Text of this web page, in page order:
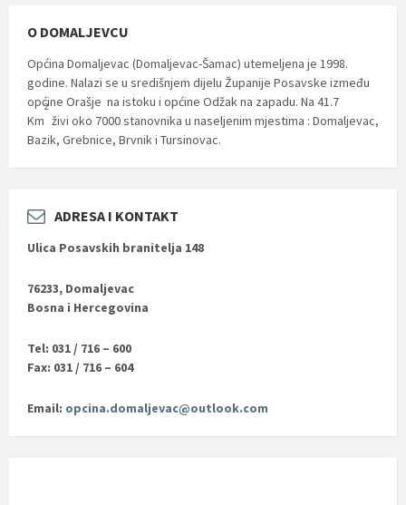
O DOMALJEVCU
Općina Domaljevac (Domaljevac-Šamac) utemeljena je 1998.
godine. Nalazi se u središnjem dijelu Županije Posavske između
općine Orašje na istoku i općine Odžak na zapadu. Na 41.7
Km
2
živi oko 7000 stanovnika u naseljenim mjestima : Domaljevac,
Bazik, Grebnice, Brvnik i Tursinovac.
ADRESA I KONTAKT
Ulica Posavskih branitelja 148
76233, Domaljevac
Bosna i Hercegovina
Tel: 031 / 716 – 600
Fax: 031 / 716 – 604
Email: opcina.domaljevac@outlook.com